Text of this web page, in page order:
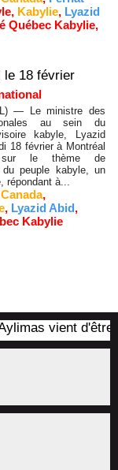
, Kabylie, Lyazid
Québec Kabylie,
le 18 février
— Le ministre des
au sein du
kabyle, Lyazid
18 février à Montréal
sur le thème de
du peuple kabyle, un
répondant à...
Canada,
, Lyazid Abid,
Kabylie
vient